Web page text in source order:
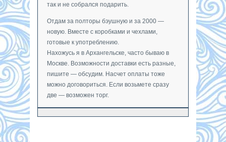
так и не собрался подарить.
Отдам за полторы бэушную и за 2000 —
новую. Вместе с коробками и чехлами,
готовые к употреблению.
Нахожусь я в Архангельске, часто бываю в
Москве. Возможности доставки есть разные,
пишите — обсудим. Насчет оплаты тоже
можно договориться. Если возьмете сразу
две — возможен торг.